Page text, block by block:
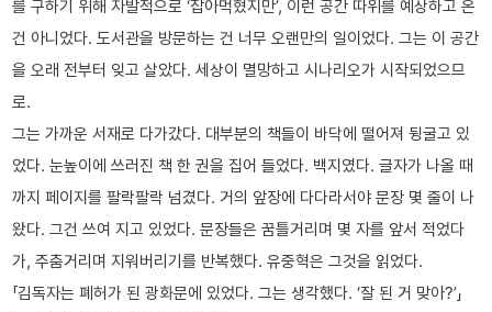
를 구하기 위해 자발적으로 ‘잡아먹혔지만’, 이런 공간 따위를 예상하고 온
건 아니었다. 도서관을 방문하는 건 너무 오랜만의 일이었다. 그는 이 공간
을 오래 전부터 잊고 살았다. 세상이 멸망하고 시나리오가 시작되었으므
로.
그는 가까운 서재로 다가갔다. 대부분의 책들이 바닥에 떨어져 뒹굴고 있
었다. 눈높이에 쓰러진 책 한 권을 집어 들었다. 백지였다. 글자가 나올 때
까지 페이지를 팔락팔락 넘겼다. 거의 앞장에 다다라서야 문장 몇 줄이 나
왔다. 그건 쓰여 지고 있었다. 문장들은 꿈틀거리며 몇 자를 앞서 적었다
가, 주춤거리며 지워버리기를 반복했다. 유중혁은 그것을 읽었다.
「김독자는 폐허가 된 광화문에 있었다. 그는 생각했다. ‘잘 된 거 맞아?’」